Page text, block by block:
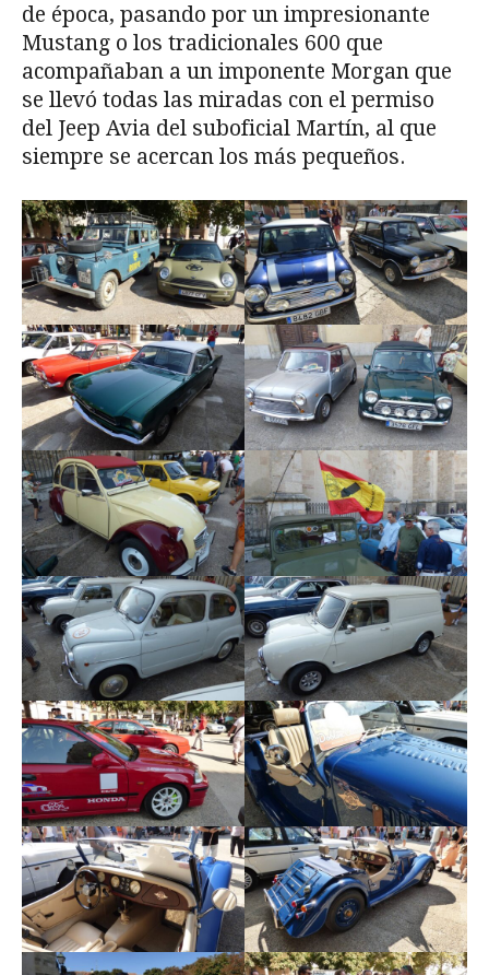
de época, pasando por un impresionante
Mustang o los tradicionales 600 que
acompañaban a un imponente Morgan que
se llevó todas las miradas con el permiso
del Jeep Avia del suboficial Martín, al que
siempre se acercan los más pequeños.